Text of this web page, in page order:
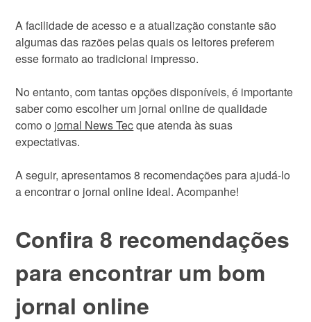
A facilidade de acesso e a atualização constante são
algumas das razões pelas quais os leitores preferem
esse formato ao tradicional impresso.
No entanto, com tantas opções disponíveis, é importante
saber como escolher um jornal online de qualidade
como o jornal News Tecque atenda às suas
expectativas.
A seguir, apresentamos 8 recomendações para ajudá-lo
a encontrar o jornal online ideal. Acompanhe!
Confira 8 recomendações
para encontrar um bom
jornal online